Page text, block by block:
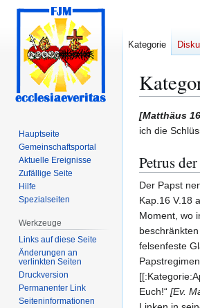
Zur
Navigation
Zur
Suche
[Matthäus
ich die
Petrus
Der Papst
Kap.16 V.18
Moment, wo
felsenfeste
Euch!“ [Ev.
Kategorie
Hauptseite
Gemeinschafts­portal
Aktuelle Ereignisse
Zufällige Seite
Hilfe
Spezialseiten
Werkzeuge
Links auf diese Seite
Änderungen an
verlinkten Seiten
Druckversion
Permanenter Link
Seiten­­informationen